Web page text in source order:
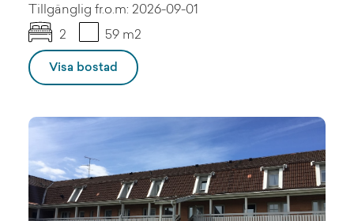
Tillgänglig fr.o.m: 2026-09-01
2
59 m2
Visa bostad